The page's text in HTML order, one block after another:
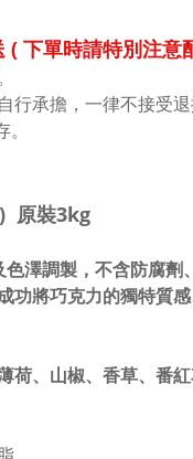
下單時請特別注意
承擔，一律不接受退
。
原裝3kg
澤調製，不含防腐劑
功將巧克力的獨特質
荷、山椒、香草、番